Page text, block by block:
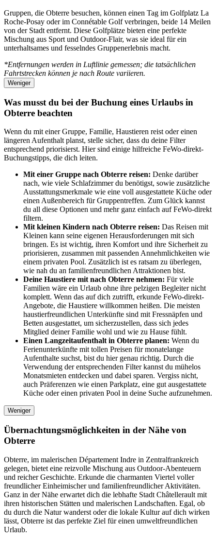
Gruppen, die Obterre besuchen, können einen Tag im Golfplatz La
Roche-Posay oder im Connétable Golf verbringen, beide 14 Meilen
von der Stadt entfernt. Diese Golfplätze bieten eine perfekte
Mischung aus Sport und Outdoor-Flair, was sie ideal für ein
unterhaltsames und fesselndes Gruppenerlebnis macht.
*Entfernungen werden in Luftlinie gemessen; die tatsächlichen
Fahrtstrecken können je nach Route variieren.
Weniger
Was musst du bei der Buchung eines Urlaubs in
Obterre beachten
Wenn du mit einer Gruppe, Familie, Haustieren reist oder einen
längeren Aufenthalt planst, stelle sicher, dass du deine Filter
entsprechend priorisierst. Hier sind einige hilfreiche FeWo-direkt-
Buchungstipps, die dich leiten.
Mit einer Gruppe nach Obterre reisen: Denke darüber
nach, wie viele Schlafzimmer du benötigst, sowie zusätzliche
Ausstattungsmerkmale wie eine voll ausgestattete Küche oder
einen Außenbereich für Gruppentreffen. Zum Glück kannst
du all diese Optionen und mehr ganz einfach auf FeWo-direkt
filtern.
Mit kleinen Kindern nach Obterre reisen: Das Reisen mit
Kleinen kann seine eigenen Herausforderungen mit sich
bringen. Es ist wichtig, ihren Komfort und ihre Sicherheit zu
priorisieren, zusammen mit passenden Annehmlichkeiten wie
einem privaten Pool. Zusätzlich ist es ratsam zu überlegen,
wie nah du an familienfreundlichen Attraktionen bist.
Deine Haustiere mit nach Obterre nehmen: Für viele
Familien wäre ein Urlaub ohne ihre pelzigen Begleiter nicht
komplett. Wenn das auf dich zutrifft, erkunde FeWo-direkt-
Angebote, die Haustiere willkommen heißen. Die meisten
haustierfreundlichen Unterkünfte sind mit Fressnäpfen und
Betten ausgestattet, um sicherzustellen, dass sich jedes
Mitglied deiner Familie wohl und wie zu Hause fühlt.
Einen Langzeitaufenthalt in Obterre planen: Wenn du
Ferienunterkünfte mit tollen Preisen für monatelange
Aufenthalte suchst, bist du hier genau richtig. Durch die
Verwendung der entsprechenden Filter kannst du mühelos
Monatsmieten entdecken und dabei sparen. Vergiss nicht,
auch Präferenzen wie einen Parkplatz, eine gut ausgestattete
Küche oder einen privaten Pool in deine Suche aufzunehmen.
Weniger
Übernachtungsmöglichkeiten in der Nähe von
Obterre
Obterre, im malerischen Département Indre in Zentralfrankreich
gelegen, bietet eine reizvolle Mischung aus Outdoor-Abenteuern
und reicher Geschichte. Erkunde die charmanten Viertel voller
freundlicher Einheimischer und familienfreundlicher Aktivitäten.
Ganz in der Nähe erwartet dich die lebhafte Stadt Châtellerault mit
ihren historischen Stätten und malerischen Landschaften. Egal, ob
du durch die Natur wanderst oder die lokale Kultur auf dich wirken
lässt, Obterre ist das perfekte Ziel für einen umweltfreundlichen
Urlaub.